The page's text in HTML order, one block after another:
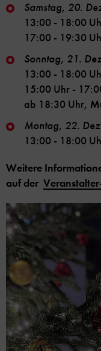
Samstag, 20.
13:00 - 18:00
17:00 - 19:30
Sonntag, 21.
13:00 - 18:00
15:00 Uhr -
ab 18:30 Uhr,
Montag, 22.
13:00 - 18:00
Weitere
auf der